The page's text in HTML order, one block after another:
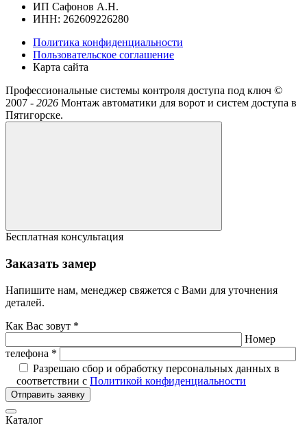
ИП Сафонов А.Н.
ИНН: 262609226280
Политика конфиденциальности
Пользовательское соглашение
Карта сайта
Профессиональные системы контроля доступа под ключ ©
2007 - 2026 Монтаж автоматики для ворот и систем доступа в
Пятигорске.
Бесплатная консультация
Заказать замер
Напишите нам, менеджер свяжется с Вами для уточнения
деталей.
Как Вас зовут *
Номер
телефона *
Разрешаю сбор и обработку персональных данных в
соответствии с Политикой конфиденциальности
Отправить заявку
Каталог